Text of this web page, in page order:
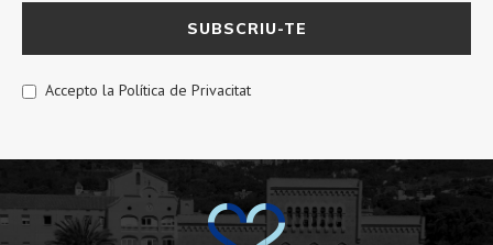
Accepto la Política de Privacitat